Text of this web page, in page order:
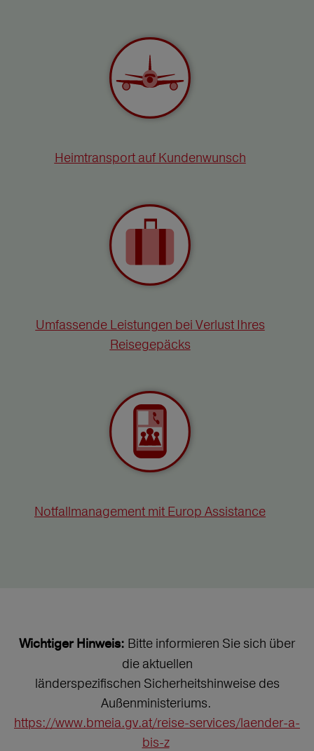
Heimtransport auf Kundenwunsch
Umfassende Leistungen bei Verlust Ihres
Reisegepäcks
Notfallmanagement mit Europ Assistance
Wichtiger Hinweis: Bitte informieren Sie sich über
die aktuellen
länderspezifischen Sicherheitshinweise des
Außenministeriums.
https://www.bmeia.gv.at/reise-services/laender-a-
bis-z